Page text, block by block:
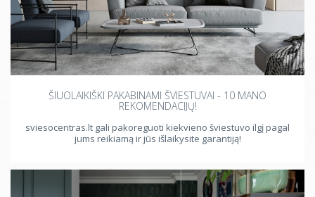
ŠIUOLAIKIŠKI PAKABINAMI ŠVIESTUVAI - 10 MANO
REKOMENDACIJŲ!
sviesocentras.lt gali pakoreguoti kiekvieno šviestuvo ilgį pagal
jums reikiamą ir jūs išlaikysite garantiją!